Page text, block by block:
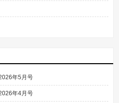
年5月号
年4月号